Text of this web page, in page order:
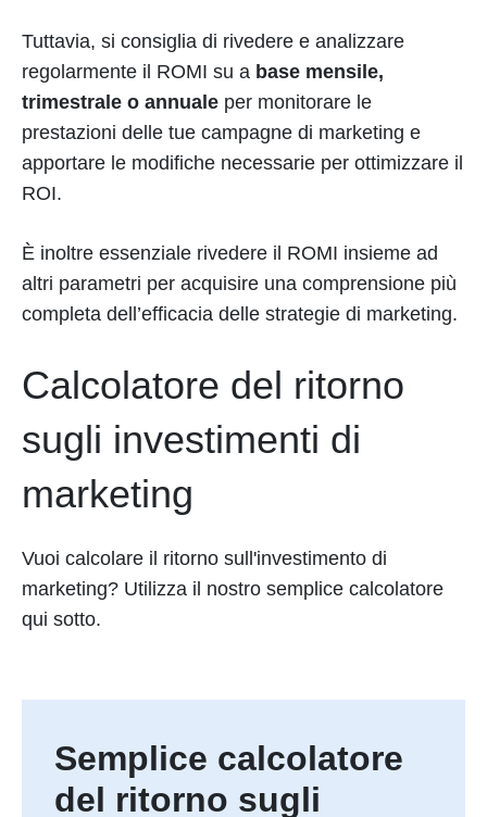
Tuttavia, si consiglia di rivedere e analizzare
regolarmente il ROMI su a base mensile,
trimestrale o annuale per monitorare le
prestazioni delle tue campagne di marketing e
apportare le modifiche necessarie per ottimizzare il
ROI.
È inoltre essenziale rivedere il ROMI insieme ad
altri parametri per acquisire una comprensione più
completa dell’efficacia delle strategie di marketing.
Calcolatore del ritorno
sugli investimenti di
marketing
Vuoi calcolare il ritorno sull'investimento di
marketing? Utilizza il nostro semplice calcolatore
qui sotto.
Semplice calcolatore
del ritorno sugli